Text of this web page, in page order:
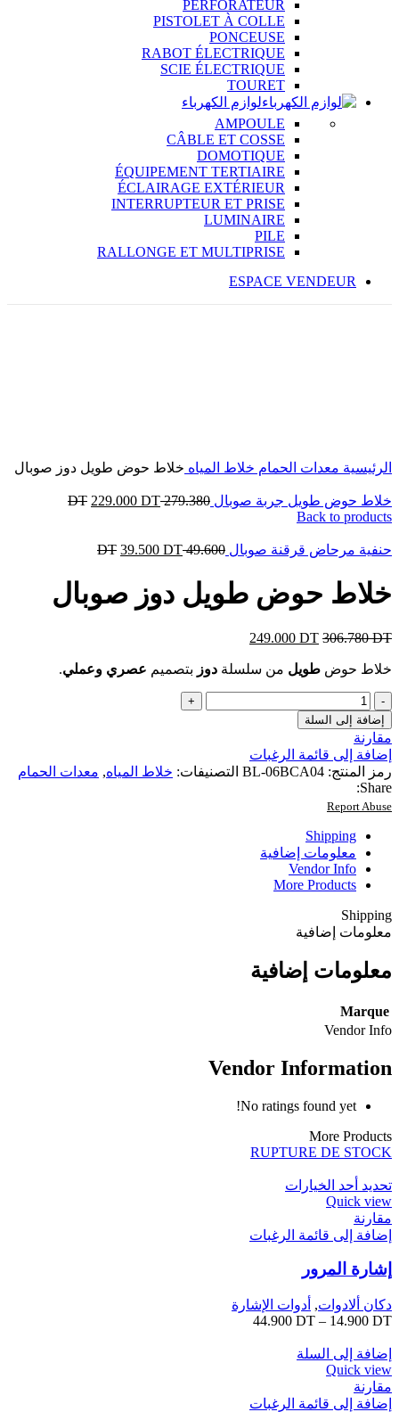
PERFORATEUR
PISTOLET À COLLE
PONCEUSE
RABOT ÉLECTRIQUE
SCIE ÉLECTRIQUE
TOURET
لوازم الكهرباء
AMPOULE
CÂBLE ET COSSE
DOMOTIQUE
ÉQUIPEMENT TERTIAIRE
ÉCLAIRAGE EXTÉRIEUR
INTERRUPTEUR ET PRISE
LUMINAIRE
PILE
RALLONGE ET MULTIPRISE
ESPACE VENDEUR
الرئيسية معدات الحمام خلاط المياه خلاط حوض طويل دوز صوبال
خلاط حوض طويل جربة صوبال 279.380
DT
229.000 DT
Back to products
حنفية مرحاض قرقنة صوبال 49.600
DT
39.500 DT
خلاط حوض طويل دوز صوبال
306.780DT
249.000 DT
خلاط حوض طويل من سلسلة دوز بتصميم عصري وعملي.
كمية
خلاط
حوض
طويل
دوز
صوبال
إضافة إلى السلة
مقارنة
إضافة إلى قائمة الرغبات
رمز المنتج: BL-06BCA04 التصنيفات: خلاط المياه, معدات الحمام
Share:
Report Abuse
Shipping
معلومات إضافية
Vendor Info
More Products
Shipping
معلومات إضافية
معلومات إضافية
Marque
Vendor Info
Vendor Information
No ratings found yet!
More Products
RUPTURE DE STOCK
تحديد أحد الخيارات
Quick view
مقارنة
إضافة إلى قائمة الرغبات
إشارة المرور
دكان ألادوات, أدوات الإشارة
14.900 DT
–
44.900 DT
إضافة إلى السلة
Quick view
مقارنة
إضافة إلى قائمة الرغبات